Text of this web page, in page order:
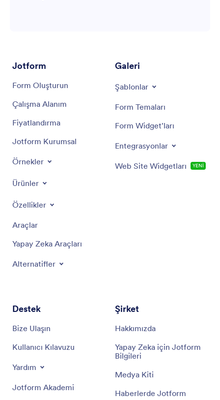
Jotform
Form Oluşturun
Çalışma Alanım
Fiyatlandırma
Jotform Kurumsal
Örnekler
Ürünler
Özellikler
Araçlar
Yapay Zeka Araçları
Alternatifler
Galeri
Şablonlar
Form Temaları
Form Widget'ları
Entegrasyonlar
Web Site Widgetları YENİ
Destek
Bize Ulaşın
Kullanıcı Kılavuzu
Yardım
Jotform Akademi
Şirket
Hakkımızda
Yapay Zeka için Jotform
Bilgileri
Medya Kiti
Haberlerde Jotform